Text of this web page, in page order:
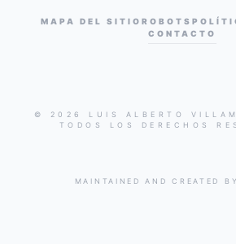
MAPA DEL SITIO ROBOTS
CONTACTO
© 2026 LUIS ALBERTO
TODOS LOS DERECHOS
MAINTAINED AND CREATED